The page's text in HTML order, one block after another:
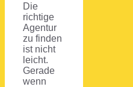
Die
richtige
Agentur
zu finden
ist nicht
leicht.
Gerade
wenn